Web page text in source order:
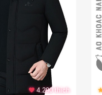
4.290 thích